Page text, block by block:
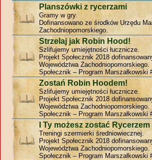
Planszówki z rycerzami
Gramy w gry.
Dofinansowano ze środków Urzędu
Zachodniopomorskiego.
Strzelaj jak Robin Hood!
Szlifujemy umiejętności łucznicze.
Projekt Społecznik 2018
Województwa Zachodniopomorskiego.
Społecznik – Program
Zostań Robin Hoodem!
Szlifujemy umiejętności łucznicze.
Projekt Społecznik 2018
Województwa Zachodniopomorskiego.
Społecznik – Program
I Ty możesz zostać Rycerzem
Treningi szermierki średniowiecznej.
Projekt Społecznik 2018
Województwa Zachodniopomorskiego.
Społecznik – Program